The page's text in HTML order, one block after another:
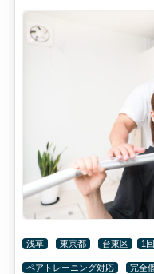
浅草 東京都 台東区 1
ペアトレーニング対応 完全